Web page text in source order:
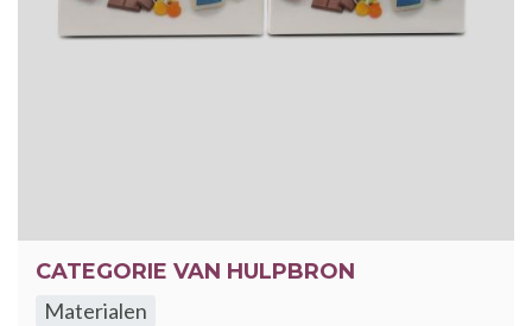
CATEGORIE VAN HULPBRON
Materialen